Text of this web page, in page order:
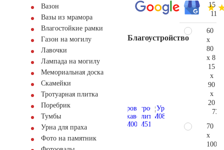
Вазон
Вазы из мрамора
Влагостойкие рамки
Газон на могилу
Лавочки
Лампада на могилу
Мемориальная доска
Скамейки
Тротуарная плитка
Поребрик
Тумбы
Урна для праха
Фото на памятник
Благоустройство
15
60
x
80
x 8
15
x
90
x
20
70
x
100